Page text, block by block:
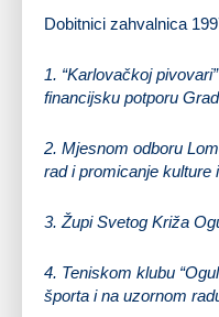
Dobitnici zahvalnica
1. “Karlovačkoj pivovari
financijsku potporu
2. Mjesnom odboru
rad i promicanje kulture
3. Župi Svetog Križa
4. Teniskom klubu
športa i na uzornom